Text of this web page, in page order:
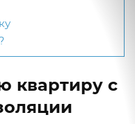
квартиру с